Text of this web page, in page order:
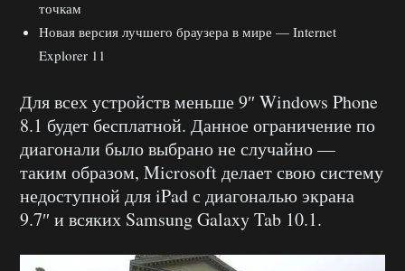
точкам
Новая версия лучшего браузера в мире — Internet
Explorer 11
Для всех устройств меньше 9″ Windows Phone
8.1 будет бесплатной. Данное ограничение по
диагонали было выбрано не случайно —
таким образом, Microsoft делает свою систему
недоступной для iPad с диагональю экрана
9.7″ и всяких Samsung Galaxy Tab 10.1.